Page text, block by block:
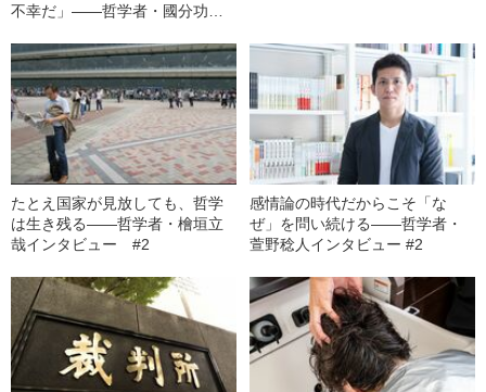
不幸だ」――哲学者・國分功一
たとえ国家が見放しても、哲学
は生き残る――哲学者・檜垣立
哉インタビュー #2
感情論の時代だからこそ「な
ぜ」を問い続ける――哲学者・
萱野稔人インタビュー #2